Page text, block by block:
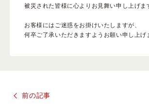
被災された皆様に心よりお見舞い申し上げま
お客様にはご迷惑をお掛けいたしますが、
何卒ご了承いただきますようお願い申し上げ
前の記事